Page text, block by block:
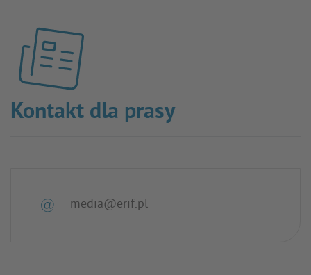
Kontakt dla prasy
media@erif.pl